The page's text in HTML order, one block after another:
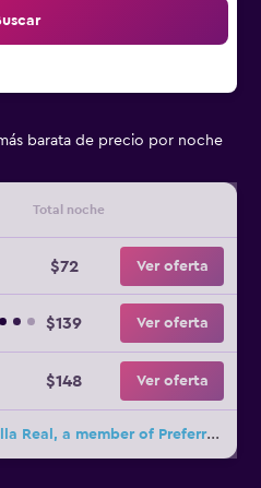
barata de precio por noche
Total noche
$72 Ver oferta
$139 Ver oferta
$148 Ver oferta
45 ofertas más de Hotel Villa Real, a member of Preferred Hotels & Resorts